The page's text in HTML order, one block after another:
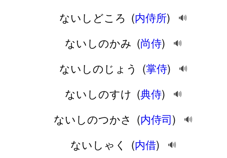
ないしどころ (内侍所) 🔊
ないしのかみ (尚侍) 🔊
ないしのじょう (掌侍) 🔊
ないしのすけ (典侍) 🔊
ないしのつかさ (内侍司) 🔊
ないしゃく (内借) 🔊